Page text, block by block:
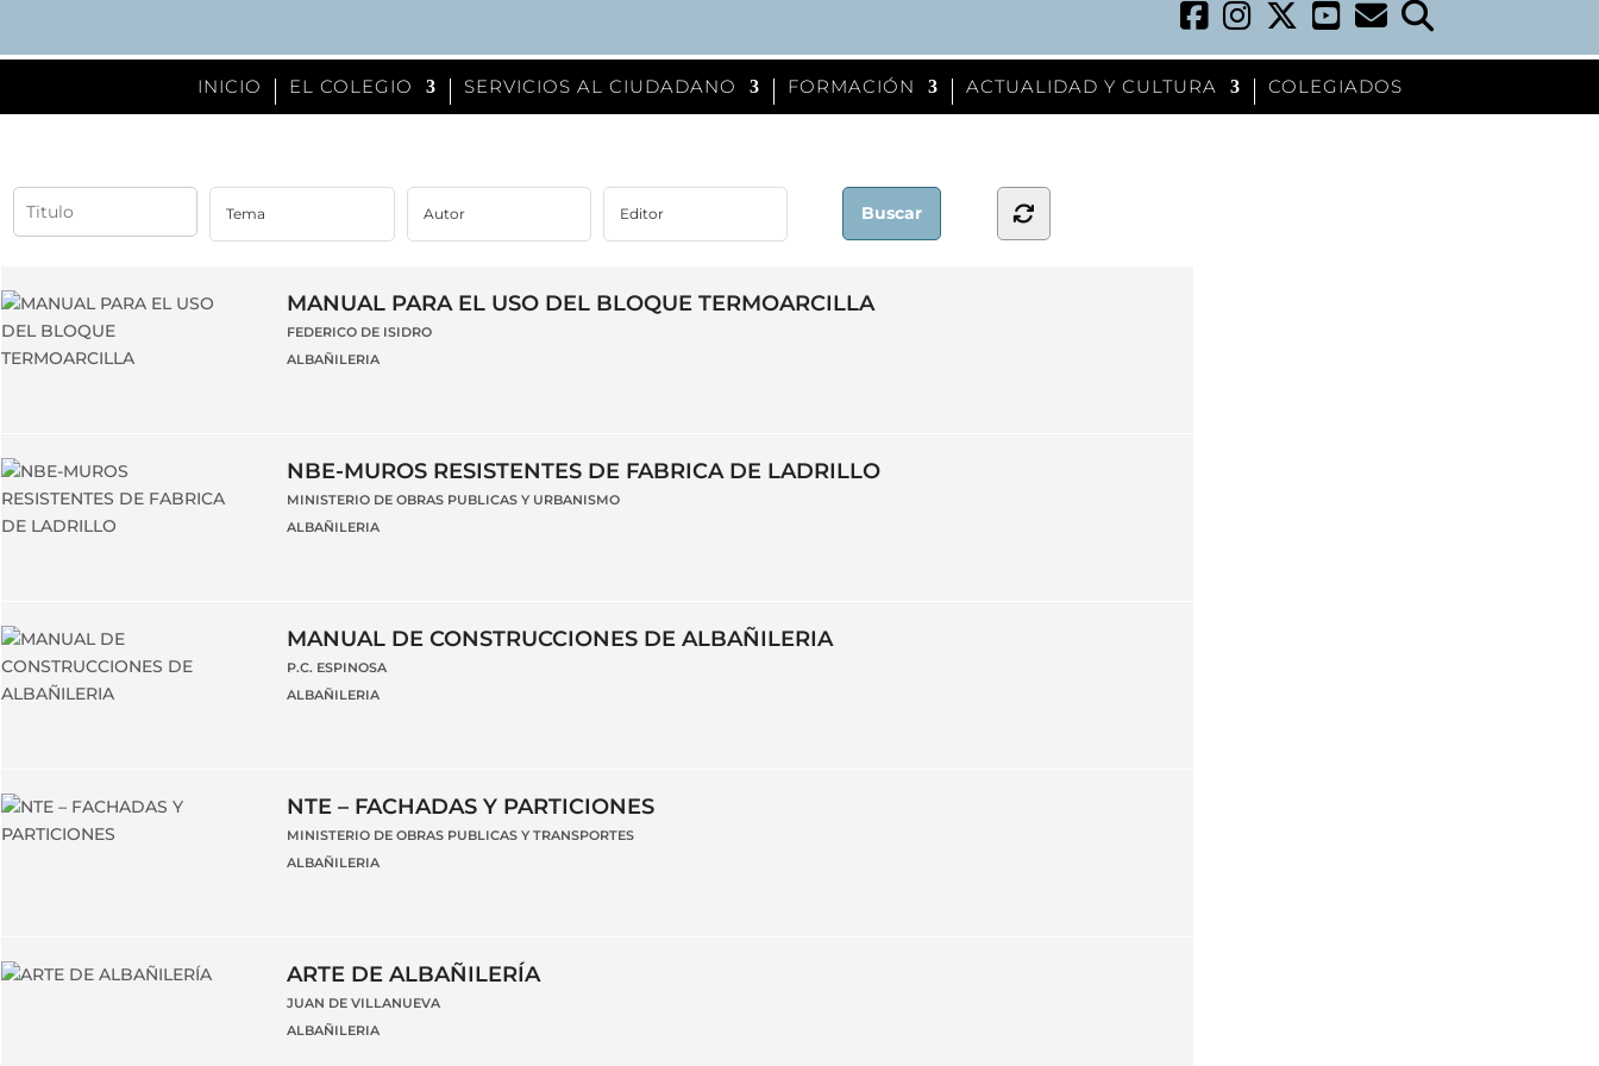
INICIO EL COLEGIO SERVICIOS AL CIUDADANO FORMACIÓN ACTUALIDAD Y CULTURA COLEGIADOS
MANUAL PARA EL USO DEL BLOQUE TERMOARCILLA
FEDERICO DE ISIDRO
ALBAÑILERIA
NBE-MUROS RESISTENTES DE FABRICA DE LADRILLO
MINISTERIO DE OBRAS PUBLICAS Y URBANISMO
ALBAÑILERIA
MANUAL DE CONSTRUCCIONES DE ALBAÑILERIA
P.C. ESPINOSA
ALBAÑILERIA
NTE – FACHADAS Y PARTICIONES
MINISTERIO DE OBRAS PUBLICAS Y TRANSPORTES
ALBAÑILERIA
ARTE DE ALBAÑILERÍA
JUAN DE VILLANUEVA
ALBAÑILERIA